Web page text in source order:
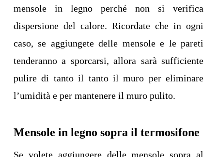
mensole in legno perché non si verifica
dispersione del calore. Ricordate che in ogni
caso, se aggiungete delle mensole e le pareti
tenderanno a sporcarsi, allora sarà sufficiente
pulire di tanto il tanto il muro per eliminare
l’umidità e per mantenere il muro pulito.
Mensole in legno sopra il termosifone
Se volete aggiungere delle mensole sopra al